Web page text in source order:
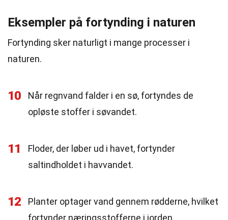
Eksempler på fortynding i naturen
Fortynding sker naturligt i mange processer i
naturen.
10
Når regnvand falder i en sø, fortyndes de
opløste stoffer i søvandet.
11
Floder, der løber ud i havet, fortynder
saltindholdet i havvandet.
12
Planter optager vand gennem rødderne, hvilket
fortynder næringsstofferne i jorden.